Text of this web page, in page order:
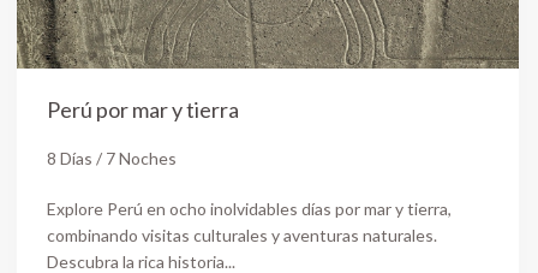
Perú por mar y tierra
8 Días / 7 Noches
Explore Perú en ocho inolvidables días por mar y tierra,
combinando visitas culturales y aventuras naturales.
Descubra la rica historia...